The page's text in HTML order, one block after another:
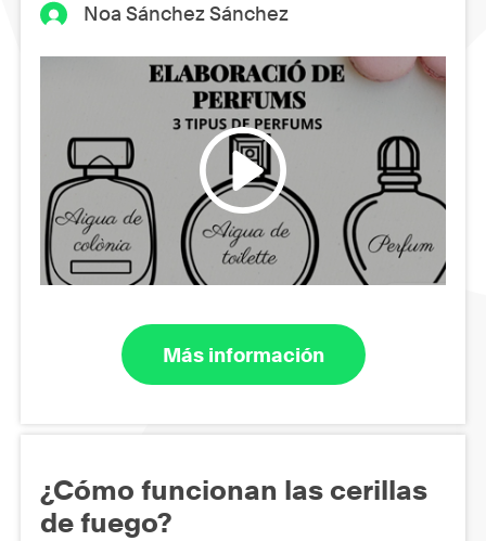
Noa Sánchez Sánchez
Más información
¿Cómo funcionan las cerillas
de fuego?